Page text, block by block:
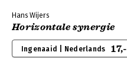
Hans Wijers
Horizontale synergie
Ingenaaid | Nederlands 17,-